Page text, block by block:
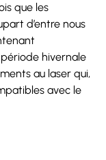
que les
d’entre nous
période hivernale
au laser qui,
avec le